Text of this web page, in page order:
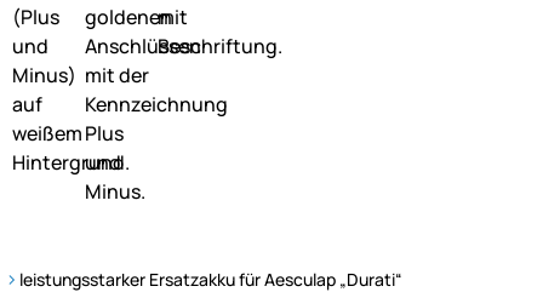
leistungsstarker Ersatzakku für Aesculap „Durati“